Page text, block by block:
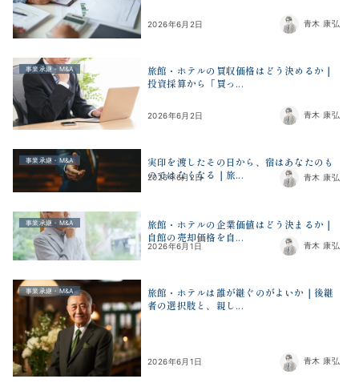
2026年6月2日 青木 康弘
事業承継・M&A
旅館・ホテルの買収価格はどう決めるか｜
投資採算から「買っ...
2026年6月2日 青木 康弘
事業承継・M&A
実印を渡したその日から、宿はあなたのも
のではなくなる｜旅...
2026年6月2日 青木 康弘
事業承継・M&A
旅館・ホテルの企業価値はどう決まるか｜
自館の売却価格を自...
2026年6月1日 青木 康弘
事業承継・M&A
旅館・ホテルは誰が継ぐのがよいか｜後継
者の選択肢と、親し...
2026年6月1日 青木 康弘